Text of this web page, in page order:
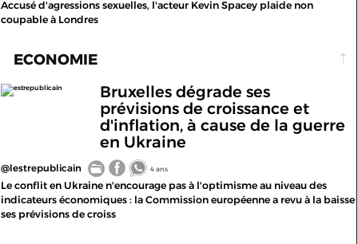
Accusé d'agressions sexuelles, l'acteur Kevin Spacey plaide non
coupable à Londres
ECONOMIE
estrepublicain
Bruxelles dégrade ses
prévisions de croissance et
d'inflation, à cause de la guerre
en Ukraine
@lestrepublicain 4 ans
Le conflit en Ukraine n'encourage pas à l'optimisme au niveau des
indicateurs économiques : la Commission européenne a revu à la baisse
ses prévisions de croiss